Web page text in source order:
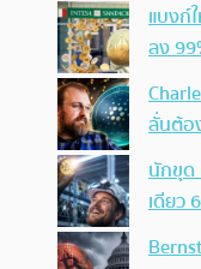
แบงก์
ลง
ลั่นต้อ
นักขุด
เดียว